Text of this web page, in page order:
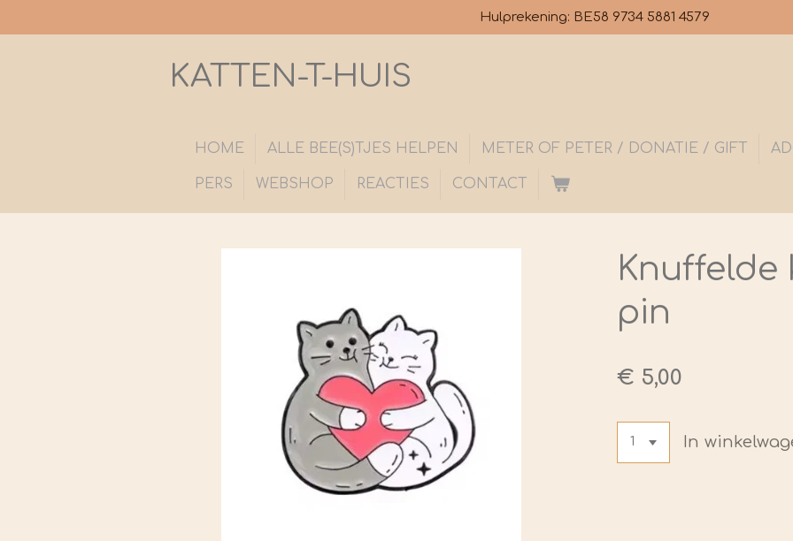
direct
Hulprekening: BE58 9734 5881 4579
KATTEN-T-HUIS
HOME ALLE BEE(S)TJES HELPEN METER OF PETER / DONATIE / GIFT
PERS WEBSHOP REACTIES CONTACT
Knuffelde
pin
€ 5,00
In